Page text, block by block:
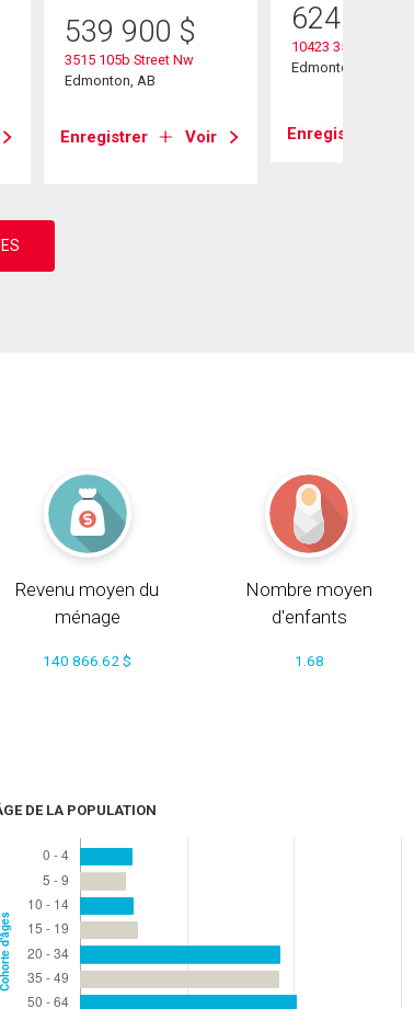
539 900 $
3515 105b Street Nw
Edmonton, AB
Enregistrer Voir
624 900
10423 35 Avenue
Edmonton, AB
Enregistrer
Revenu moyen du
ménage
140 866.62 $
Nombre moyen
d'enfants
1.68
DE LA POPULATION